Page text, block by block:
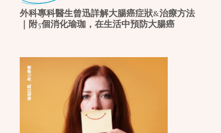
外科專科醫生曾迅詳解大腸癌症狀&治療方法
｜附5個消化瑜珈，在生活中預防大腸癌
瑜珈話題
身心療癒